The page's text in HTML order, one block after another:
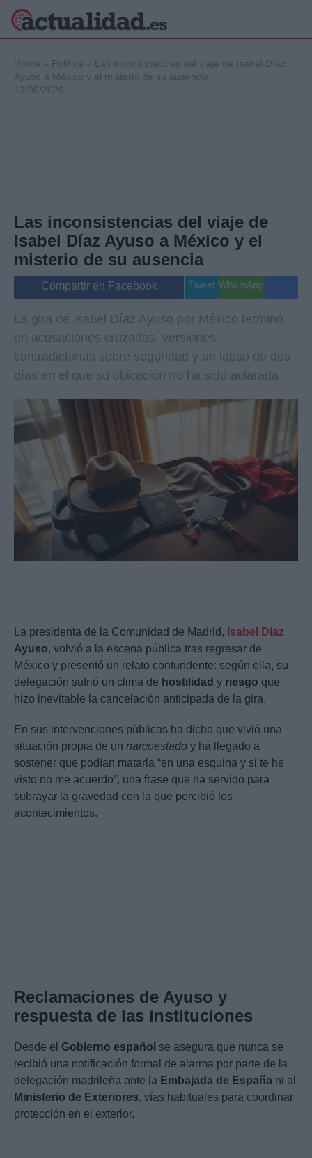
Internacional
Viajes
Gente
Musica
Home » Política »
Las inconsistencias del viaje de Isabel Díaz
Ayuso a México y el misterio de su ausencia
13/05/2026
Las inconsistencias del viaje de
Isabel Díaz Ayuso a México y el
misterio de su ausencia
Compartir en Facebook Tweet WhatsApp
La gira de Isabel Díaz Ayuso por México terminó
en acusaciones cruzadas, versiones
contradictorias sobre seguridad y un lapso de dos
días en el que su ubicación no ha sido aclarada
La presidenta de la Comunidad de Madrid, Isabel Díaz
Ayuso, volvió a la escena pública tras regresar de
México y presentó un relato contundente: según ella, su
delegación sufrió un clima de hostilidad y riesgo que
hizo inevitable la cancelación anticipada de la gira.
En sus intervenciones públicas ha dicho que vivió una
situación propia de un narcoestado y ha llegado a
sostener que podían matarla “en una esquina y si te he
visto no me acuerdo”, una frase que ha servido para
subrayar la gravedad con la que percibió los
acontecimientos.
Reclamaciones de Ayuso y
respuesta de las instituciones
Desde el Gobierno español se asegura que nunca se
recibió una notificación formal de alarma por parte de la
delegación madrileña ante la Embajada de España ni al
Ministerio de Exteriores, vías habituales para coordinar
protección en el exterior.